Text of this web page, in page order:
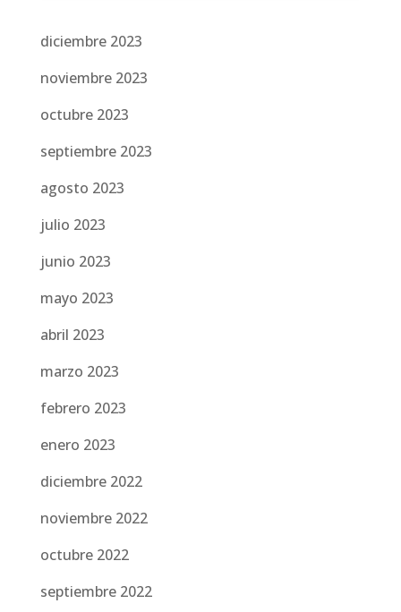
diciembre 2023
noviembre 2023
octubre 2023
septiembre 2023
agosto 2023
julio 2023
junio 2023
mayo 2023
abril 2023
marzo 2023
febrero 2023
enero 2023
diciembre 2022
noviembre 2022
octubre 2022
septiembre 2022